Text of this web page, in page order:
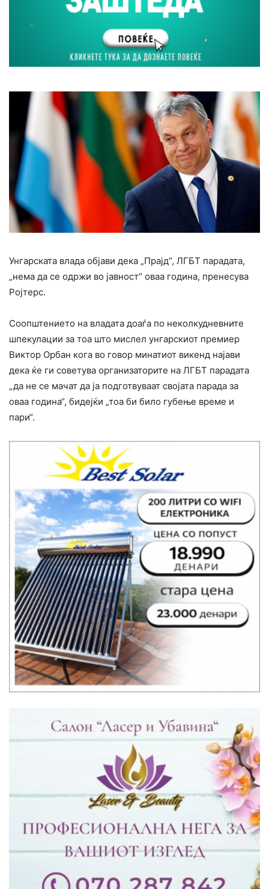
Унгарската влада објави дека „Прајд“, ЛГБТ парадата,
„нема да се одржи во јавност“ оваа година, пренесува
Ројтерс.
Соопштението на владата доаѓа по неколкудневните
шпекулации за тоа што мислел унгарскиот премиер
Виктор Орбан кога во говор минатиот викенд најави
дека ќе ги советува организаторите на ЛГБТ парадата
„да не се мачат да ја подготвуваат својата парада за
оваа година“, бидејќи „тоа би било губење време и
пари“.